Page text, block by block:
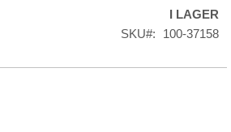
I LAGER
SKU
100-37158